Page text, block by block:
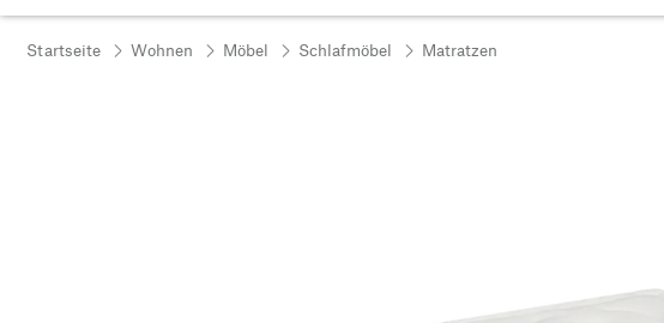
Startseite Wohnen Möbel Schlafmöbel Matratzen